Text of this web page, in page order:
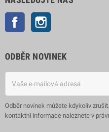
Facebook
ODBĚR NOVINEK
Odběr novinek můžete kdykoliv
kontaktní informace naleznete v